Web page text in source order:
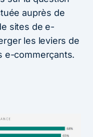
auprès de
sites de e-
les leviers de
e-commerçants.